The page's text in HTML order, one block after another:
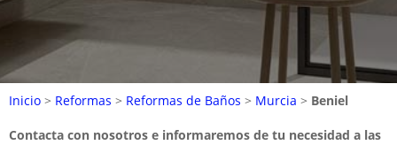
Inicio > Reformas > Reformas de Baños > Murcia > Beniel
Contacta con nosotros e informaremos de tu necesidad a las